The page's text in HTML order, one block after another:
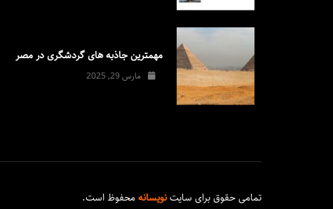
مهمترین جاذبه های گردشگری در مصر
مارس 29, 2025
تمامی حقوق برای سایتنویسانهمحفوظ است.